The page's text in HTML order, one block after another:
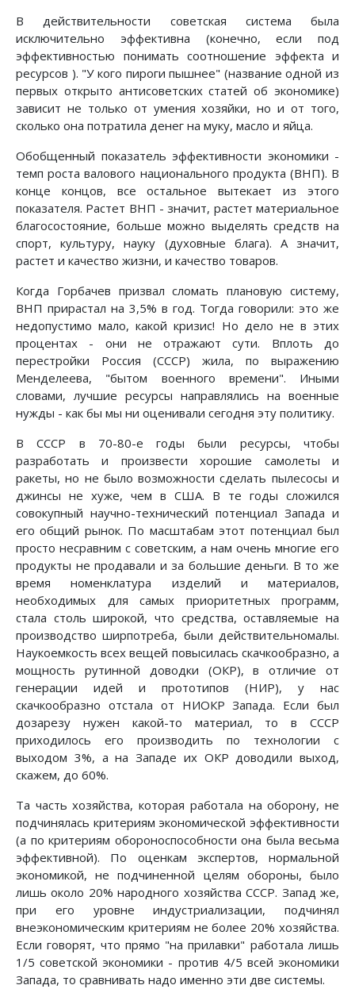
В действительности советская система была
исключительно эффективна (конечно, если под
эффективностью понимать соотношение эффекта и
pесуpсов ). "У кого пироги пышнее" (название одной из
первых открыто антисоветских статей об экономике)
зависит не только от умения хозяйки, но и от того,
сколько она потратила денег на муку, масло и яйца.
Обобщенный показатель эффективности экономики -
темп роста валового национального продукта (ВНП). В
конце концов, все остальное вытекает из этого
показателя. Растет ВНП - значит, растет материальное
благосостояние, больше можно выделять средств на
спорт, культуру, науку (духовные блага). А значит,
растет и качество жизни, и качество товаров.
Когда Горбачев призвал сломать плановую систему,
ВНП прирастал на 3,5% в год. Тогда говорили: это же
недопустимо мало, какой кризис! Но дело не в этих
процентах - они не отражают сути. Вплоть до
перестройки Россия (СССР) жила, по выражению
Менделеева, "бытом военного времени". Иными
словами, лучшие ресурсы направлялись на военные
нужды - как бы мы ни оценивали сегодня эту политику.
В СССР в 70-80-е годы были ресурсы, чтобы
разработать и произвести хорошие самолеты и
ракеты, но не было возможности сделать пылесосы и
джинсы не хуже, чем в США. В те годы сложился
совокупный научно-технический потенциал Запада и
его общий рынок. По масштабам этот потенциал был
просто несравним с советским, а нам очень многие его
продукты не продавали и за большие деньги. В то же
время номенклатура изделий и материалов,
необходимых для самых приоритетных программ,
стала столь широкой, что средства, оставляемые на
производство ширпотреба, были действительномалы.
Наукоемкость всех вещей повысилась скачкообразно, а
мощность рутинной доводки (ОКР), в отличие от
генерации идей и прототипов (НИР), у нас
скачкообразно отстала от НИОКР Запада. Если был
дозарезу нужен какой-то материал, то в СССР
приходилось его производить по технологии с
выходом 3%, а на Западе их ОКР доводили выход,
скажем, до 60%.
Та часть хозяйства, которая работала на оборону, не
подчинялась критериям экономической эффективности
(а по критериям обороноспособности она была весьма
эффективной). По оценкам экспертов, нормальной
экономикой, не подчиненной целям обороны, было
лишь около 20% народного хозяйства СССР. Запад же,
при его уровне индустриализации, подчинял
внеэкономическим критериям не более 20% хозяйства.
Если говорят, что прямо "на прилавки" работала лишь
1/5 советской экономики - против 4/5 всей экономики
Запада, то сравнивать надо именно эти две системы.